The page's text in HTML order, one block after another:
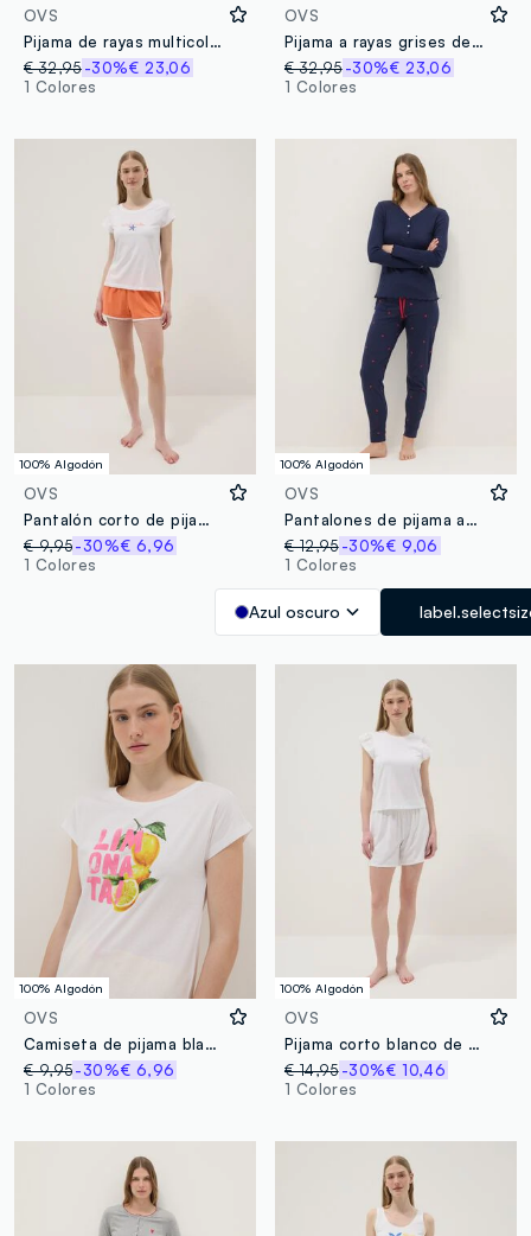
OVS
Pijama de rayas multicolor en algodón puro con ajuste regular y cuello en V
€ 32,95-30%€ 23,06
1 Colores
OVS
Pijama a rayas grises de algodón puro de ajuste regular
€ 32,95 -30%€ 23,06
1 Colores
100% Algodón
OVS
Pantalón corto de pijama naranja de algodón puro, corte regular
€ 9,95-30%€ 6,96
1 Colores
100% Algodón
OVS
Pantalones de pijama azul de algodón puro ajuste regular con corazones
€ 12,95 -30%€ 9,06
1 Colores
Azul oscuro
100% Algodón
OVS
Camiseta de pijama blanca de algodón orgánico puro con estampado, corte regular
€ 9,95-30%€ 6,96
1 Colores
100% Algodón
OVS
Pijama corto blanco de algodón puro, corte regular con volantes
€ 14,95 -30%€ 10,46
1 Colores